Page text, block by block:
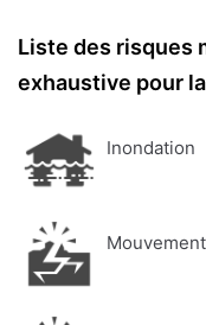
Liste des risques
exhaustive pour
Inondation